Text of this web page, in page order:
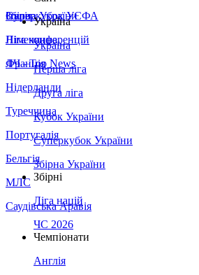
Збірна України
Італія
Німеччина
Франція
Нідерланди
Туреччина
Португалія
Бельгія
МЛС
Саудівська Аравія
Суперкубок УЄФА
Ліга конференцій
ЛЧ - Top News
Україна
Україна
Перша ліга
Друга ліга
Кубок України
Суперкубок України
Збірна України
Збірні
Ліга націй
ЧС 2026
Чемпіонати
Англія